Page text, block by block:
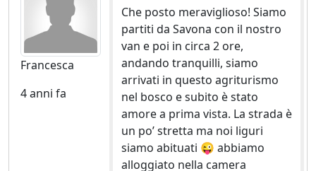
Francesca
4 anni fa
Che posto meraviglioso! Siamo
partiti da Savona con il nostro
van e poi in circa 2 ore,
andando tranquilli, siamo
arrivati in questo agriturismo
nel bosco e subito è stato
amore a prima vista. La strada è
un po’ stretta ma noi liguri
siamo abituati 😜 abbiamo
alloggiato nella camera